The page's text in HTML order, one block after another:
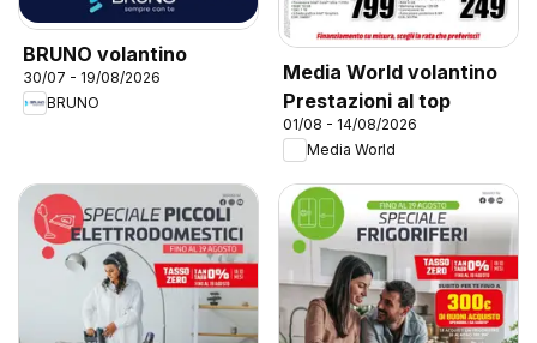
BRUNO volantino
30/07 - 19/08/2026
BRUNO
Media World volantino
Prestazioni al top
01/08 - 14/08/2026
Media World